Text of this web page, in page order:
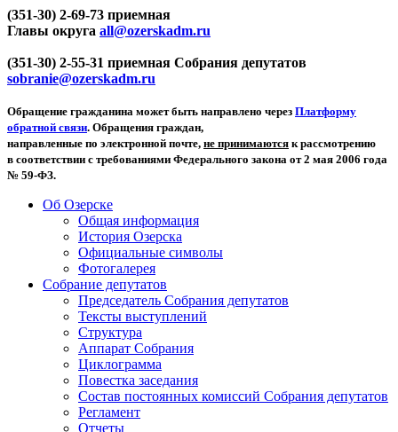
(351-30) 2-69-73 приемная
Главы округа all@ozerskadm.ru
(351-30) 2-55-31 приемная Собрания депутатов
sobranie@ozerskadm.ru
Обращение гражданина может быть направлено через Платформу
обратной связи. Обращения граждан,
направленные по электронной почте, не принимаются к рассмотрению
в соответствии с требованиями Федерального закона от 2 мая 2006 года
№ 59-ФЗ.
Об Озерске
Общая информация
История Озерска
Официальные символы
Фотогалерея
Собрание депутатов
Председатель Собрания депутатов
Тексты выступлений
Структура
Аппарат Собрания
Циклограмма
Повестка заседания
Состав постоянных комиссий Собрания депутатов
Регламент
Отчеты